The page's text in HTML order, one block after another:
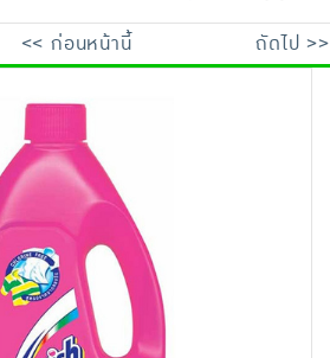
<< ก่อนหน้านี้ ถัดไป >>